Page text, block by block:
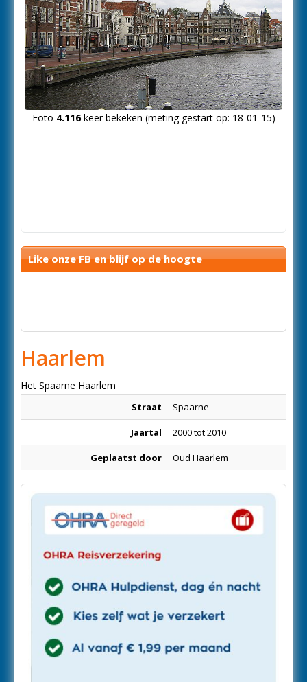
Foto 4.116keer bekeken (meting gestart op: 18-01-15)
Like onze FB en blijf op de hoogte
Haarlem
Het Spaarne Haarlem
Straat Spaarne
Jaartal 2000 tot 2010
Geplaatst door Oud Haarlem